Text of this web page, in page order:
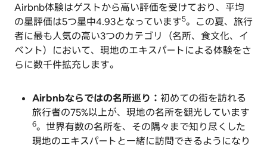
Airbnb体験はゲストから高い評価を受けており、平均
の星評価は5つ星中4.93となっています5。この夏、旅行
者に最も人気の高い3つのカテゴリ（名所、食文化、イ
ベント）において、現地のエキスパートによる体験をさ
らに数千件拡充します。
Airbnbならではの名所巡り： 初めての街を訪れる
旅行者の75%以上が、現地の名所を観光しています
6。世界有数の名所を、その隅々まで知り尽くした
現地のエキスパートと一緒に訪問できるようになり